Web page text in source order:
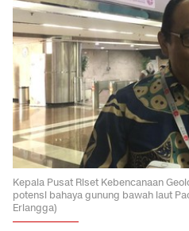
Kepala Pusat Riset Kebencanaan
potensi bahaya gunung bawah laut
Erlangga)